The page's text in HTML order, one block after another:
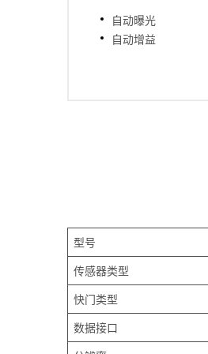
自动曝光
自动增益
型号
传感器类型
快门类型
数据接口